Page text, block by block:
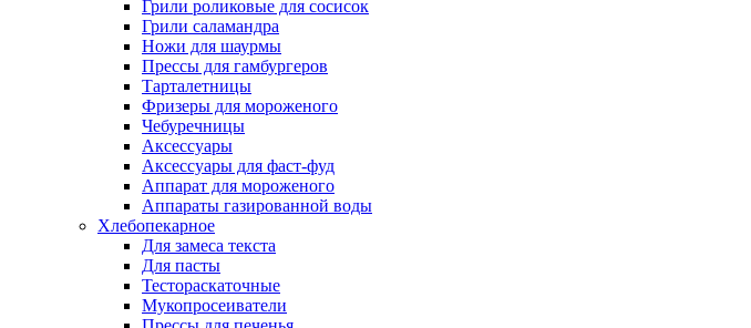
Грили роликовые для сосисок
Грили саламандра
Ножи для шаурмы
Прессы для гамбургеров
Тарталетницы
Фризеры для мороженого
Чебуречницы
Аксессуары
Аксессуары для фаст-фуд
Аппарат для мороженого
Аппараты газированной воды
Хлебопекарное
Для замеса текста
Для пасты
Тестораскаточные
Мукопросеиватели